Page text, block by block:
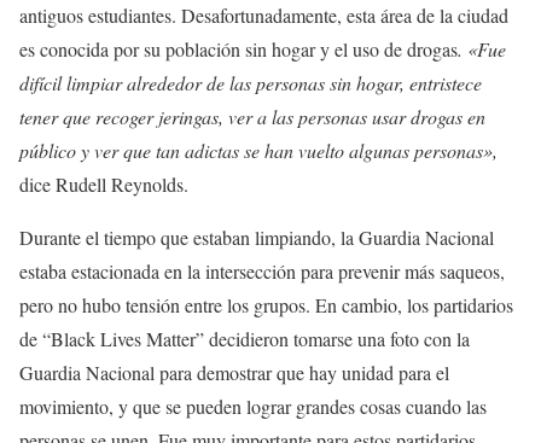
antiguos estudiantes. Desafortunadamente, esta área de la ciudad
es conocida por su población sin hogar y el uso de drogas. «Fue
difícil limpiar alrededor de las personas sin hogar, entristece
tener que recoger jeringas, ver a las personas usar drogas en
público y ver que tan adictas se han vuelto algunas personas»,
dice Rudell Reynolds.
Durante el tiempo que estaban limpiando, la Guardia Nacional
estaba estacionada en la intersección para prevenir más saqueos,
pero no hubo tensión entre los grupos. En cambio, los partidarios
de “Black Lives Matter” decidieron tomarse una foto con la
Guardia Nacional para demostrar que hay unidad para el
movimiento, y que se pueden lograr grandes cosas cuando las